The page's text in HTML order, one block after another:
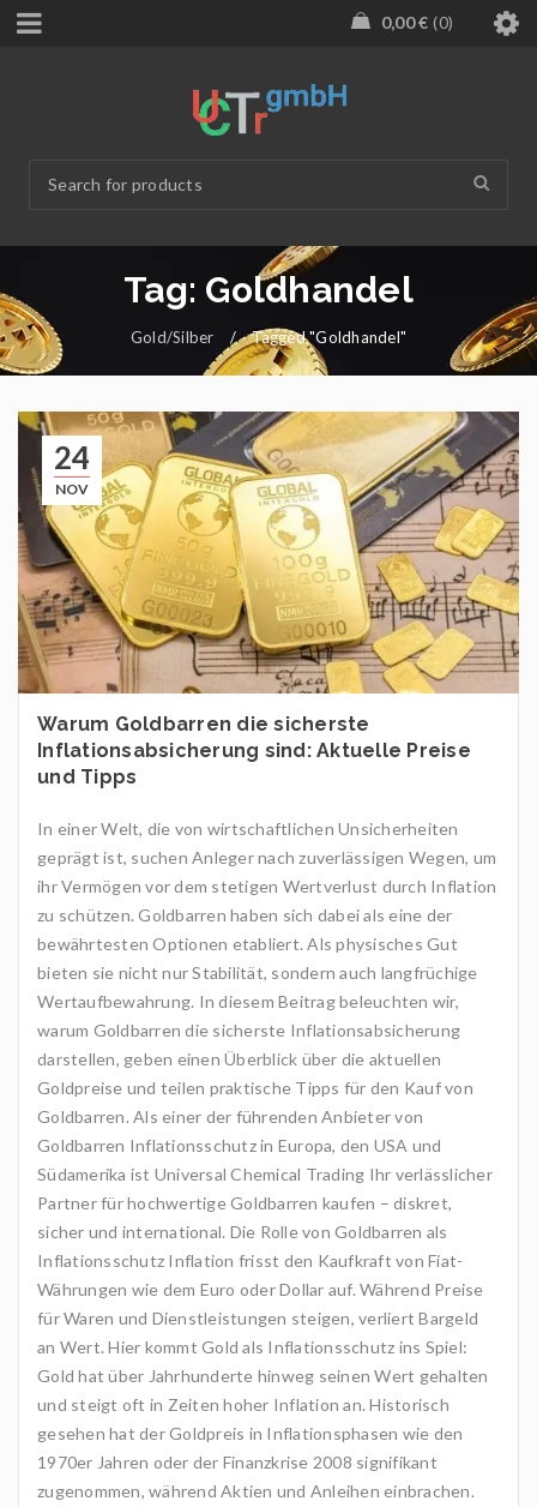
0,00€ 0
Tag: Goldhandel
Gold/Silber / Tagged "Goldhandel"
24
NOV
Warum Goldbarren die sicherste
Inflationsabsicherung sind: Aktuelle Preise
und Tipps
In einer Welt, die von wirtschaftlichen Unsicherheiten
geprägt ist, suchen Anleger nach zuverlässigen Wegen, um
ihr Vermögen vor dem stetigen Wertverlust durch Inflation
zu schützen. Goldbarren haben sich dabei als eine der
bewährtesten Optionen etabliert. Als physisches Gut
bieten sie nicht nur Stabilität, sondern auch langfrüchige
Wertaufbewahrung. In diesem Beitrag beleuchten wir,
warum Goldbarren die sicherste Inflationsabsicherung
darstellen, geben einen Überblick über die aktuellen
Goldpreise und teilen praktische Tipps für den Kauf von
Goldbarren. Als einer der führenden Anbieter von
Goldbarren Inflationsschutz in Europa, den USA und
Südamerika ist Universal Chemical Trading Ihr verlässlicher
Partner für hochwertige Goldbarren kaufen – diskret,
sicher und international. Die Rolle von Goldbarren als
Inflationsschutz Inflation frisst den Kaufkraft von Fiat-
Währungen wie dem Euro oder Dollar auf. Während Preise
für Waren und Dienstleistungen steigen, verliert Bargeld
an Wert. Hier kommt Gold als Inflationsschutz ins Spiel:
Gold hat über Jahrhunderte hinweg seinen Wert gehalten
und steigt oft in Zeiten hoher Inflation an. Historisch
gesehen hat der Goldpreis in Inflationsphasen wie den
1970er Jahren oder der Finanzkrise 2008 signifikant
zugenommen, während Aktien und Anleihen einbrachen.